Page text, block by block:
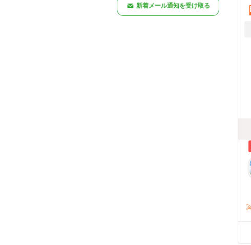
新着メール通知を受け取る